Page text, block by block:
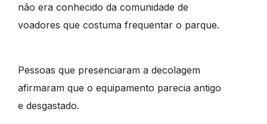
não era conhecido da comunidade de
voadores que costuma frequentar o parque.
Pessoas que presenciaram a decolagem
afirmaram que o equipamento parecia antigo
e desgastado.